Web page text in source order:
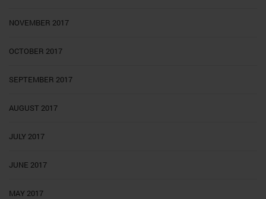
NOVEMBER 2017
OCTOBER 2017
SEPTEMBER 2017
AUGUST 2017
JULY 2017
JUNE 2017
MAY 2017